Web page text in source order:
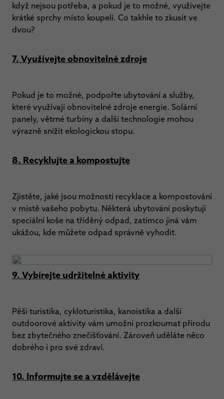
když nejsou potřeba, a pokud je to možné, využívejte
krátké sprchy místo koupelí. Co takhle to zkusit ve
dvou?
7. Využívejte obnovitelné zdroje
Pokud je to možné, podpořte ubytování a služby,
které využívají obnovitelné zdroje energie. Solární
panely, větrné turbíny a další technologie mohou
výrazně snížit ekologickou stopu.
8. Recyklujte a kompostujte
Zjistěte, jaké jsou možnosti recyklace a kompostování
v místě vašeho pobytu. Některá ubytování poskytují
speciální koše na tříděný odpad, zatímco jiná vám
ukážou, kde můžete odpad správně vyhodit.
9. Vybírejte udržitelné aktivity
Pěší turistika, cykloturistika, kanoistika a další
outdoorové aktivity vám umožní prozkoumat přírodu
bez zbytečného znečišťování. Zároveň uděláte něco
dobrého i pro své zdraví.
10. Informujte se a vzdělávejte